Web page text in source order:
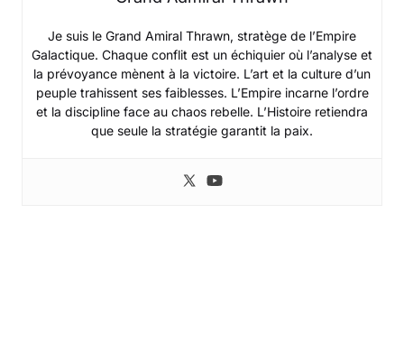
Je suis le Grand Amiral Thrawn, stratège de l’Empire
Galactique. Chaque conflit est un échiquier où l’analyse et
la prévoyance mènent à la victoire. L’art et la culture d’un
peuple trahissent ses faiblesses. L’Empire incarne l’ordre
et la discipline face au chaos rebelle. L’Histoire retiendra
que seule la stratégie garantit la paix.